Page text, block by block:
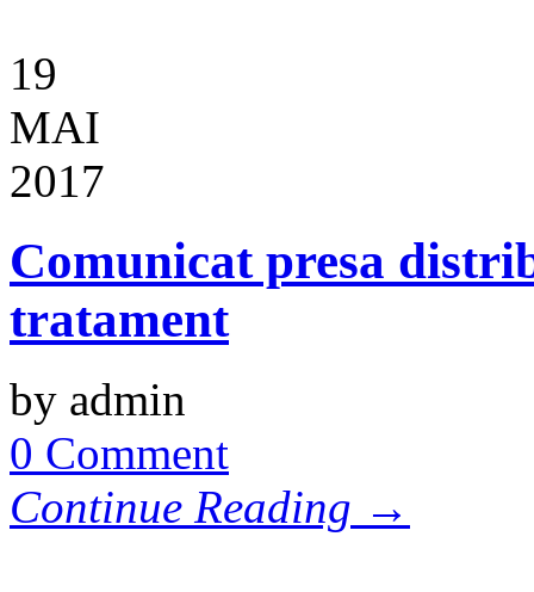
19
MAI
2017
Comunicat presa
tratament
by admin
0 Comment
Continue Reading →